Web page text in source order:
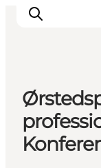
Inspiration
Regionen
Erlebnisse